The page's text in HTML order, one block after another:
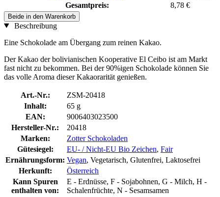
Gesamtpreis:
8,78 €
Beide in den Warenkorb
Beschreibung
Eine Schokolade am Übergang zum reinen Kakao.
Der Kakao der bolivianischen Kooperative El Ceibo ist am Markt
fast nicht zu bekommen. Bei der 90%igen Schokolade können Sie
das volle Aroma dieser Kakaorarität genießen.
Art.-Nr.:
ZSM-20418
Inhalt:
65 g
EAN:
9006403023500
Hersteller-Nr.:
20418
Marken:
Zotter Schokoladen
Gütesiegel:
EU- / Nicht-EU Bio Zeichen, Fair
Ernährungsform: Vegan, Vegetarisch, Glutenfrei, Laktosefrei
Herkunft:
Österreich
Kann Spuren
enthalten von:
E - Erdnüsse, F - Sojabohnen, G - Milch, H -
Schalenfrüchte, N - Sesamsamen